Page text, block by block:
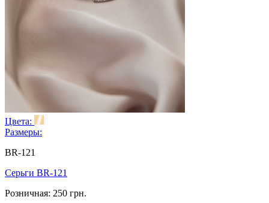
Цвета:
Размеры:
BR-121
Серьги BR-121
Розничная: 250 грн.